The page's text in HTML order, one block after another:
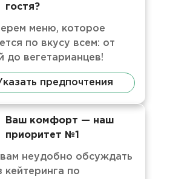
гостя?
меню, которое
по вкусу всем: от
до вегетарианцев!
предпочтения
Ваш комфорт — наш
приоритет №1
вам неудобно обсуждать
кейтеринга по